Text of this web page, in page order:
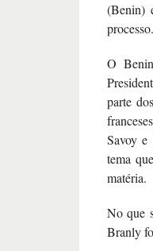
(Benin)
processo.
O
parte
Savoy e
tema
matéria.
No que
Branly